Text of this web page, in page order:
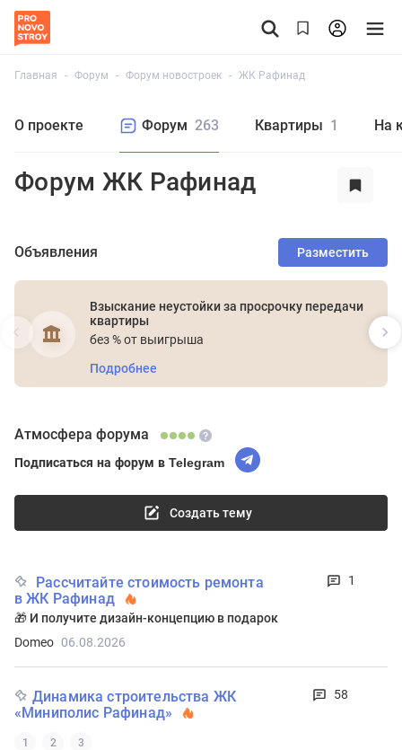
Главная Форум Форум новостроек ЖК Рафинад
О проекте Форум 263 Квартиры 1 На
Форум ЖК Рафинад
Объявления Разместить
Взыскание неустойки за просрочку передачи
квартиры
без % от выигрыша
Подробнее
Атмосфера форума
Подписаться на форум в Telegram
Создать тему
Рассчитайте стоимость ремонта
в ЖК Рафинад
🎁 И получите дизайн-концепцию в подарок
1
Domeo 06.08.2026
Динамика строительства ЖК
«Миниполис Рафинад»
1 2 3
58